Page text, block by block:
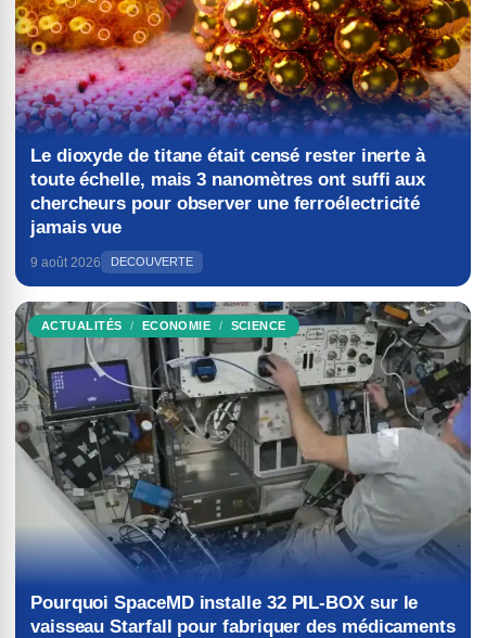
Le dioxyde de titane était censé rester inerte à
toute échelle, mais 3 nanomètres ont suffi aux
chercheurs pour observer une ferroélectricité
jamais vue
9 août 2026 DECOUVERTE
ACTUALITÉS ECONOMIE SCIENCE
Pourquoi SpaceMD installe 32 PIL-BOX sur le
vaisseau Starfall pour fabriquer des médicaments